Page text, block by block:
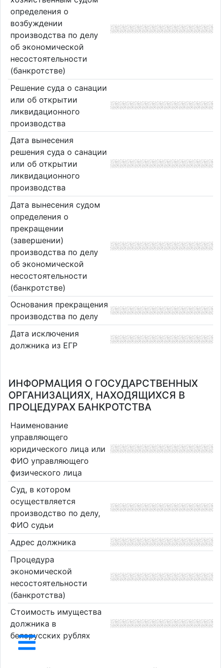
определения о
возбуждении
производства по делу
об экономической
несостоятельности
(банкротстве)
Решение суда о санации
или об открытии
ликвидационного
производства
Дата вынесения
решения суда о санации
или об открытии
ликвидационного
производства
Дата вынесения судом
определения о
прекращении
(завершении)
производства по делу
об экономической
несостоятельности
(банкротстве)
Основания прекращения
производства по делу
Дата исключения
должника из ЕГР
ИНФОРМАЦИЯ О ГОСУДАРСТВЕННЫХ
ОРГАНИЗАЦИЯХ, НАХОДЯЩИХСЯ В
ПРОЦЕДУРАХ БАНКРОТСТВА
Наименование
управляющего
юридического лица или
ФИО управляющего
физического лица
Суд, в котором
осуществляется
производство по делу,
ФИО судьи
Адрес должника
Процедура
экономической
несостоятельности
(банкротства)
Стоимость имущества
должника в
белорусских рублях